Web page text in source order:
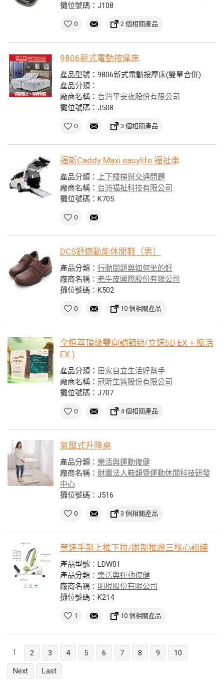
攤位號碼：J108
0 2 個相關產品
9806新式電動按摩床
產品型號：9806新式電動按摩床(雙單合併)
產品分類：
廠商名稱： 台灣平安夜股份有限公司
攤位號碼：J508
0 3 個相關產品
福斯Caddy Maxi easylife 福祉車
產品分類：
上下樓梯與交通問題
廠商名稱： 台灣福祉科技有限公司
攤位號碼：K705
0
DCS舒適動能休閒鞋（男）
產品分類： 行動問題與如何坐的好
廠商名稱： 老牛皮國際股份有限公司
攤位號碼：K502
0 10 個相關產品
全植萃頂級雙向調節組(立速5D EX + 賦活
EX )
產品分類： 居家自立生活好幫手
廠商名稱： 冠昕生醫股份有限公司
攤位號碼：J707
0 4 個相關產品
氣壓式升降桌
產品分類： 樂活與運動復健
廠商名稱： 財團法人鞋類暨運動休閒科技研發
中心
攤位號碼：J516
0 3 個相關產品
等速手部上推下拉/腿部推蹬三核心訓練
產品型號：LDW01
產品分類： 樂活與運動復健
廠商名稱： 明根股份有限公司
攤位號碼：K214
1 10 個相關產品
1 2 3 4 5 6 7 8 9
10
Next
Last